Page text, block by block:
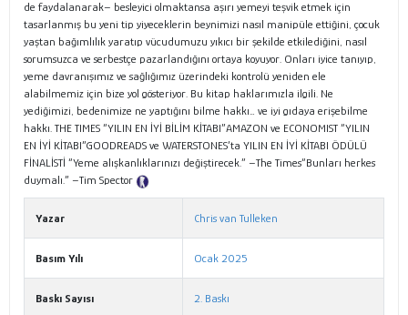
de faydalanarak– besleyici olmaktansa aşırı yemeyi teşvik etmek için
tasarlanmış bu yeni tip yiyeceklerin beynimizi nasıl manipüle ettiğini, çocuk
yaştan bağımlılık yaratıp vücudumuzu yıkıcı bir şekilde etkilediğini, nasıl
sorumsuzca ve serbestçe pazarlandığını ortaya koyuyor. Onları iyice tanıyıp,
yeme davranışımız ve sağlığımız üzerindeki kontrolü yeniden ele
alabilmemiz için bize yol gösteriyor. Bu kitap haklarımızla ilgili. Ne
yediğimizi, bedenimize ne yaptığını bilme hakkı… ve iyi gıdaya erişebilme
hakkı. THE TIMES “YILIN EN İYİ BİLİM KİTABI”AMAZON ve ECONOMIST “YILIN
EN İYİ KİTABI”GOODREADS ve WATERSTONES’ta YILIN EN İYİ KİTABI ÖDÜLÜ
FİNALİSTİ “Yeme alışkanlıklarınızı değiştirecek.” –The Times“Bunları herkes
duymalı.” –Tim Spector
Yazar Chris van Tulleken
Basım Yılı Ocak 2025
Baskı Sayısı 2. Baskı